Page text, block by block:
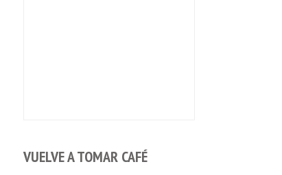
VUELVE A TOMAR CAFÉ